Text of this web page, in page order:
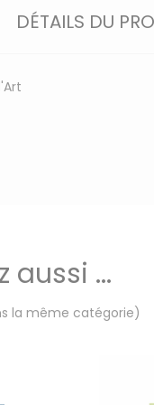
DÉTAILS DU
aussi ...
la même catégorie)